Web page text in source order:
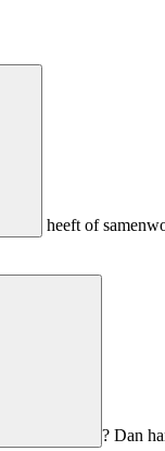
heeft of
? Dan